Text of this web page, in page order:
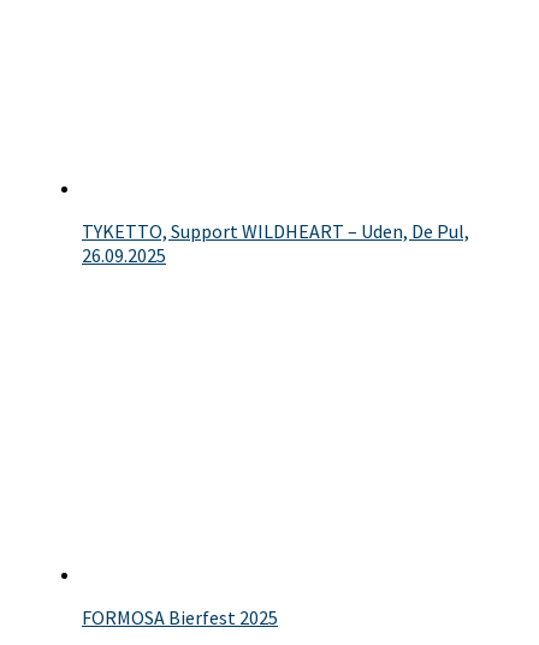
TYKETTO, Support WILDHEART – Uden, De Pul,
26.09.2025
FORMOSA Bierfest 2025